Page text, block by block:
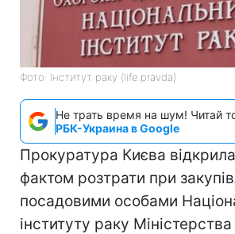
Фото: Інститут раку (life.pravda)
Не трать время на шум! Читай
РБК-Украина в Google
Прокуратура Києва
фактом розтрати при
посадовими особами
інституту раку